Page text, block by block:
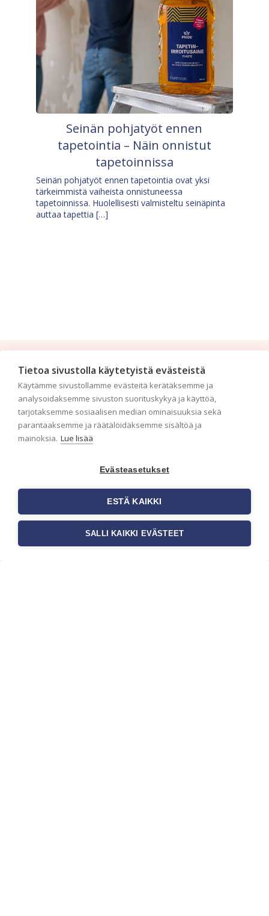
Tietoa sivustolla käytetyistä evästeistä
Käytämme sivustollamme evästeitä kerätäksemme ja
analysoidaksemme sivuston suorituskykyä ja käyttöä,
tarjotaksemme sosiaalisen median ominaisuuksia sekä
parantaaksemme ja räätälöidäksemme sisältöä ja
mainoksia. Lue lisää
Evästeasetukset
ESTÄ KAIKKI
SALLI KAIKKI EVÄSTEET
Seinän pohjatyöt ennen
tapetointia – Näin onnistut
tapetoinnissa
Seinän pohjatyöt ennen tapetointia ovat yksi
tärkeimmistä vaiheista onnistuneessa
tapetoinnissa. Huolellisesti valmisteltu seinäpinta
auttaa tapettia […]
Tilaa uutiskirje
Haluaisitko nähdä uusimmat tapettimallistot heti
ensimmäisenä? Naputtele tiedot alas niin
pidämme sinut ajantasalla.